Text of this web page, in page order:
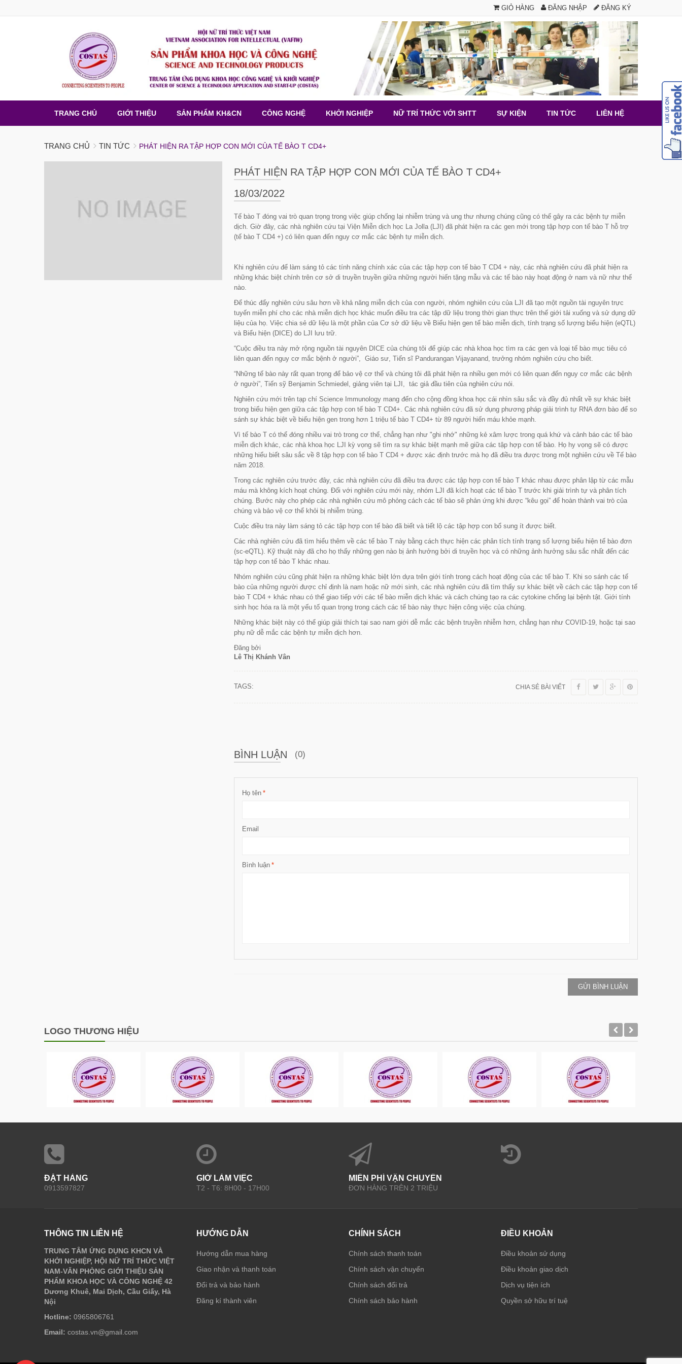
GIỎ HÀNG ĐĂNG NHẬP ĐĂNG KÝ
TRANG CHỦ GIỚI THIỆU SẢN PHẨM KH&CN CÔNG NGHỆ KHỞI NGHIỆP NỮ TRÍ THỨC VỚI SHTT SỰ KIỆN TIN TỨC LIÊN HỆ
TRANG CHỦ TIN TỨC PHÁT HIỆN RA TẬP HỢP CON MỚI CỦA TẾ BÀO T CD4+
PHÁT HIỆN RA TẬP HỢP CON MỚI CỦA TẾ BÀO T CD4+
18/03/2022
Tế bào T đóng vai trò quan trọng trong việc giúp chống lại nhiễm trùng và ung thư nhưng chúng cũng có thể gây ra các bệnh tự miễn
dịch. Giờ đây, các nhà nghiên cứu tại Viện Miễn dịch học La Jolla (LJI) đã phát hiện ra các gen mới trong tập hợp con tế bào T hỗ trợ
(tế bào T CD4 +) có liên quan đến nguy cơ mắc các bệnh tự miễn dịch.
Khi nghiên cứu để làm sáng tỏ các tính năng chính xác của các tập hợp con tế bào T CD4 + này, các nhà nghiên cứu đã phát hiện ra
những khác biệt chính trên cơ sở di truyền truyền giữa những người hiến tặng mẫu và các tế bào này hoạt động ở nam và nữ như thế
nào.
Để thúc đẩy nghiên cứu sâu hơn về khả năng miễn dịch của con người, nhóm nghiên cứu của LJI đã tạo một nguồn tài nguyên trực
tuyến miễn phí cho các nhà miễn dịch học khác muốn điều tra các tập dữ liệu trong thời gian thực trên thế giới tải xuống và sử dụng dữ
liệu của họ. Việc chia sẻ dữ liệu là một phần của Cơ sở dữ liệu về Biểu hiện gen tế bào miễn dịch, tính trạng số lượng biểu hiện (eQTL)
và Biểu hiện (DICE) do LJI lưu trữ.
“Cuộc điều tra này mở rộng nguồn tài nguyên DICE của chúng tôi để giúp các nhà khoa học tìm ra các gen và loại tế bào mục tiêu có
liên quan đến nguy cơ mắc bệnh ở người”, Giáo sư, Tiến sĩ Pandurangan Vijayanand, trưởng nhóm nghiên cứu cho biết.
“Những tế bào này rất quan trọng để bảo vệ cơ thể và chúng tôi đã phát hiện ra nhiều gen mới có liên quan đến nguy cơ mắc các bệnh
ở người”, Tiến sỹ Benjamin Schmiedel, giảng viên tại LJI, tác giả đầu tiên của nghiên cứu nói.
Nghiên cứu mới trên tạp chíScience Immunology mang đến cho cộng đồng khoa học cái nhìn sâu sắc và đầy đủ nhất về sự khác biệt
trong biểu hiện gen giữa các tập hợp con tế bào T CD4+. Các nhà nghiên cứu đã sử dụng phương pháp giải trình tự RNA đơn bào để so
sánh sự khác biệt về biểu hiện gen trong hơn 1 triệu tế bào T CD4+ từ 89 người hiến máu khỏe mạnh.
Vì tế bào T có thể đóng nhiều vai trò trong cơ thể, chẳng hạn như "ghi nhớ" những kẻ xâm lược trong quá khứ và cảnh báo các tế bào
miễn dịch khác, các nhà khoa học LJI kỳ vọng sẽ tìm ra sự khác biệt mạnh mẽ giữa các tập hợp con tế bào. Họ hy vọng sẽ có được
những hiểu biết sâu sắc về 8 tập hợp con tế bào T CD4 + được xác định trước mà họ đã điều tra được trong một nghiên cứu về Tế bào
năm 2018.
Trong các nghiên cứu trước đây, các nhà nghiên cứu đã điều tra được các tập hợp con tế bào T khác nhau được phân lập từ các mẫu
máu mà không kích hoạt chúng. Đối với nghiên cứu mới này, nhóm LJI đã kích hoạt các tế bào T trước khi giải trình tự và phân tích
chúng. Bước này cho phép các nhà nghiên cứu mô phỏng cách các tế bào sẽ phản ứng khi được “kêu gọi” để hoàn thành vai trò của
chúng và bảo vệ cơ thể khỏi bị nhiễm trùng.
Cuộc điều tra này làm sáng tỏ các tập hợp con tế bào đã biết và tiết lộ các tập hợp con bổ sung ít được biết.
Các nhà nghiên cứu đã tìm hiểu thêm về các tế bào T này bằng cách thực hiện các phân tích tính trạng số lượng biểu hiện tế bào đơn
(sc-eQTL). Kỹ thuật này đã cho họ thấy những gen nào bị ảnh hưởng bởi di truyền học và có những ảnh hưởng sâu sắc nhất đến các
tập hợp con tế bào T khác nhau.
Nhóm nghiên cứu cũng phát hiện ra những khác biệt lớn dựa trên giới tính trong cách hoạt động của các tế bào T. Khi so sánh các tế
bào của những người được chỉ định là nam hoặc nữ mới sinh, các nhà nghiên cứu đã tìm thấy sự khác biệt về cách các tập hợp con tế
bào T CD4 + khác nhau có thể giao tiếp với các tế bào miễn dịch khác và cách chúng tạo ra các cytokine chống lại bệnh tật. Giới tính
sinh học hóa ra là một yếu tố quan trọng trong cách các tế bào này thực hiện công việc của chúng.
Những khác biệt này có thể giúp giải thích tại sao nam giới dễ mắc các bệnh truyền nhiễm hơn, chẳng hạn như COVID-19, hoặc tại sao
phụ nữ dễ mắc các bệnh tự miễn dịch hơn.
Đăng bởi
Lê Thị Khánh Vân
TAGS: CHIA SẺ BÀI VIẾT
BÌNH LUẬN (0)
*
Họ tên
Email
*
Bình luận
GỬI BÌNH LUẬN
LOGO THƯƠNG HIỆU
ĐẶT HÀNG
0913597827
GIỜ LÀM VIỆC
T2 - T6: 8H00 - 17H00
MIỄN PHÍ VẬN CHUYỂN
ĐƠN HÀNG TRÊN 2 TRIỆU
THÔNG TIN LIÊN HỆ
TRUNG TÂM ỨNG DỤNG KHCN VÀ
KHỞI NGHIỆP, HỘI NỮ TRÍ THỨC VIỆT
NAM-VĂN PHÒNG GIỚI THIỆU SẢN
PHẨM KHOA HỌC VÀ CÔNG NGHỆ 42
Dương Khuê, Mai Dịch, Cầu Giấy, Hà
Nội
Hotline: 0965806761
Email: costas.vn@gmail.com
HƯỚNG DẪN
Hướng dẫn mua hàng
Giao nhận và thanh toán
Đổi trả và bảo hành
Đăng kí thành viên
CHÍNH SÁCH
Chính sách thanh toán
Chính sách vận chuyển
Chính sách đổi trả
Chính sách bảo hành
ĐIỀU KHOẢN
Điều khoản sử dụng
Điều khoản giao dịch
Dịch vụ tiện ích
Quyền sở hữu trí tuệ